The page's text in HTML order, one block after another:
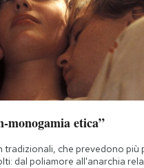
monogamia etica”
tradizionali, che prevedono più
dal poliamore all'anarchia